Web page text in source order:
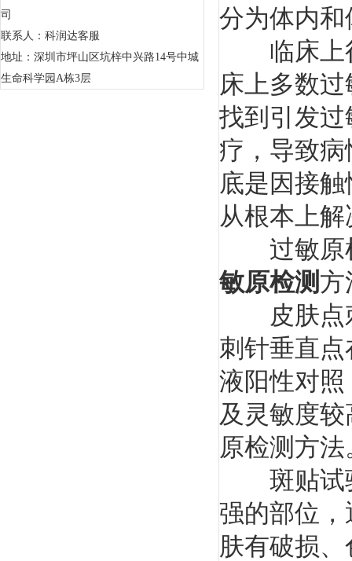
司
联系人：科润达客服
地址：深圳市坪山区坑梓中兴路14号中城
生命科学园A栋3层
分为体内
临床上很
床上多数
找到引发
疗，导致
底是因接
从根本上
过敏原检
敏原检测方
皮肤点刺
刺针垂直
液阳性对
及灵敏度
原检测方法
斑贴试验
强的部位
肤有破损